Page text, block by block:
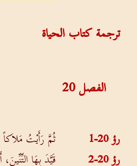
ترجمة كتاب الحياة
الفصل20
رؤ 20-1
ثُمَّ رَأَيْتُ
رؤ 20-2
قَيَّدَ بِهَا